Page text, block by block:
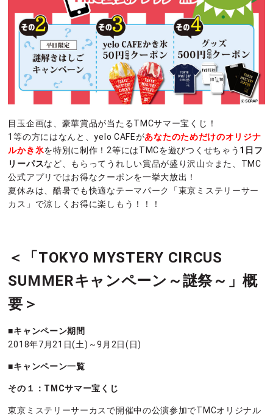
目玉企画は、豪華賞品が当たるTMCサマー宝くじ！
1等の方にはなんと、yelo CAFEがあなたのためだけのオリジナ
ルかき氷を特別に制作！2等にはTMCを遊びつくせちゃう 1日フ
リーパスなど、もらってうれしい賞品が盛り沢山☆また、TMC
公式アプリではお得なクーポンを一挙大放出！
夏休みは、酷暑でも快適なテーマパーク「東京ミステリーサー
カス」で涼しくお得に楽しもう！！！
＜「TOKYO MYSTERY CIRCUS
SUMMERキャンペーン～謎祭～」概
要＞
■キャンペーン期間
2018年7月21日(土)～9月2日(日)
■キャンペーン一覧
その１：TMCサマー宝くじ
東京ミステリーサーカスで開催中の公演参加でTMCオリジナル